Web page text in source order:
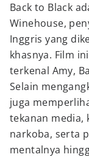
Back to Black
Winehouse,
Inggris yang
khasnya. Film
terkenal Amy,
Selain
juga
tekanan media,
narkoba, serta
mentalnya